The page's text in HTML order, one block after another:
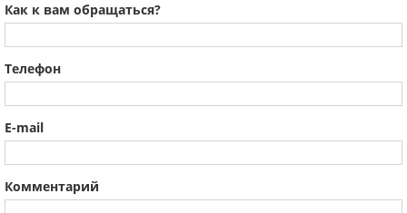
Как к вам обращаться?
Телефон
E-mail
Комментарий